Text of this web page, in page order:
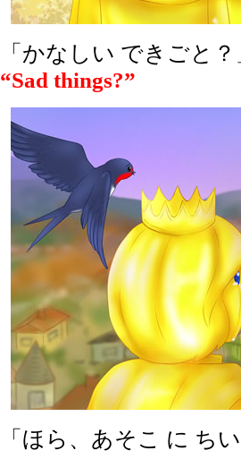
「かなしい できごと？
“Sad things?”
「ほら、あそこ に ち